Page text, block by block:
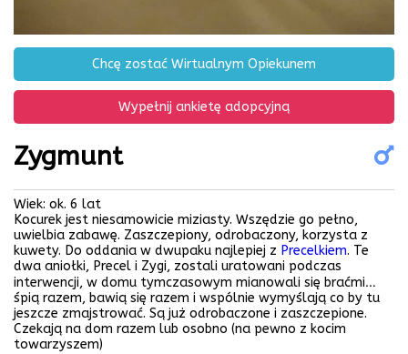
Chcę zostać Wirtualnym Opiekunem
Wypełnij ankietę adopcyjną
Zygmunt
Wiek: ok. 6 lat
Kocurek jest niesamowicie miziasty. Wszędzie go pełno,
uwielbia zabawę. Zaszczepiony, odrobaczony, korzysta z
kuwety. Do oddania w dwupaku najlepiej z Precelkiem. Te
dwa aniołki, Precel i Zygi, zostali uratowani podczas
interwencji, w domu tymczasowym mianowali się braćmi…
śpią razem, bawią się razem i wspólnie wymyślają co by tu
jeszcze zmajstrować. Są już odrobaczone i zaszczepione.
Czekają na dom razem lub osobno (na pewno z kocim
towarzyszem)